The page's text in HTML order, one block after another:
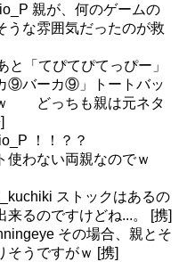
親が、何のゲームの
うな雰囲気だったのが救
と「てぴてぴてっぴー」
⑨バーカ⑨」トートバッ
ｗ どっちも親は元ネタ
！！？？
使わない両親なのでｗ
ストックはあるの
来るのですけどね...。 [携]
その場合、親とそ
そうですがｗ [携]